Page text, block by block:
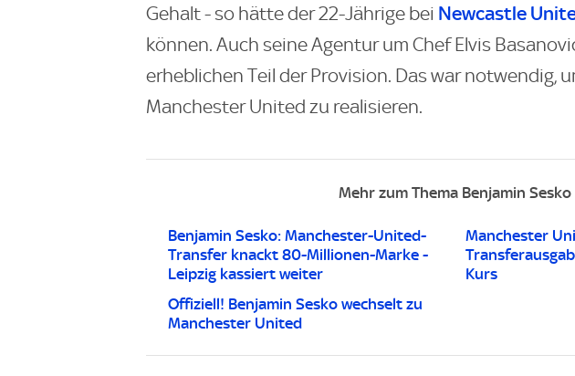
Gehalt - so hätte der 22-Jährige bei Newcastle
können. Auch seine Agentur um Chef Elvis
erheblichen Teil der Provision. Das war notwendig,
Manchester United zu realisieren.
Mehr zum Thema Benjamin Sesko
Benjamin Sesko: Manchester-United-
Transfer knackt 80-Millionen-Marke -
Leipzig kassiert weiter
Manchester
Kurs
Offiziell! Benjamin Sesko wechselt zu
Manchester United